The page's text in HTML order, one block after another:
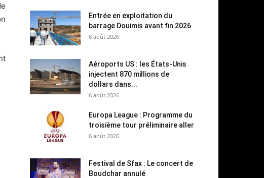
Entrée en exploitation du
barrage Douimis avant fin 2026
6 août 2026
Aéroports US : les États-Unis
injectent 870 millions de
dollars dans...
6 août 2026
Europa League : Programme du
troisième tour préliminaire aller
6 août 2026
Festival de Sfax : Le concert de
Boudchar annulé